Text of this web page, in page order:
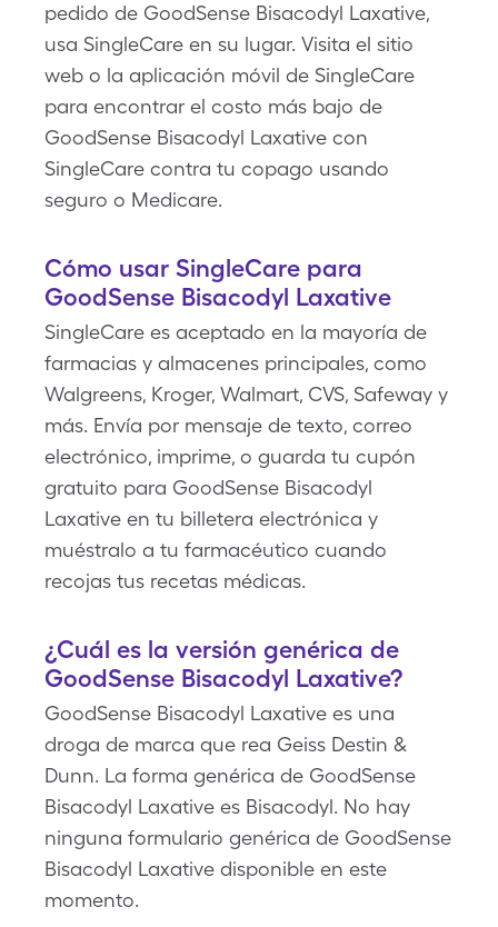
pedido de GoodSense Bisacodyl Laxative,
usa SingleCare en su lugar. Visita el sitio
web o la aplicación móvil de SingleCare
para encontrar el costo más bajo de
GoodSense Bisacodyl Laxative con
SingleCare contra tu copago usando
seguro o Medicare.
Cómo usar SingleCare para
GoodSense Bisacodyl Laxative
SingleCare es aceptado en la mayoría de
farmacias y almacenes principales, como
Walgreens, Kroger, Walmart, CVS, Safeway y
más. Envía por mensaje de texto, correo
electrónico, imprime, o guarda tu cupón
gratuito para GoodSense Bisacodyl
Laxative en tu billetera electrónica y
muéstralo a tu farmacéutico cuando
recojas tus recetas médicas.
¿Cuál es la versión genérica de
GoodSense Bisacodyl Laxative?
GoodSense Bisacodyl Laxative es una
droga de marca que rea Geiss Destin &
Dunn. La forma genérica de GoodSense
Bisacodyl Laxative es Bisacodyl. No hay
ninguna formulario genérica de GoodSense
Bisacodyl Laxative disponible en este
momento.